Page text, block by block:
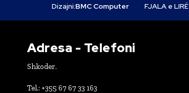
Dizajni:BMC Computer FJALA e LIRË
Adresa - Telefoni
Shkoder.
Tel.: +355 67 67 33 163